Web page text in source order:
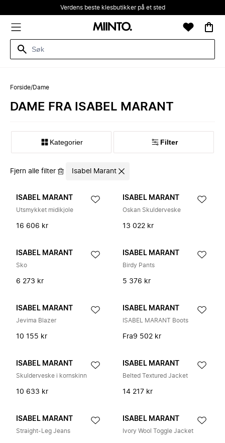
Verdens beste klesbutikker på et sted
Forside/Dame
DAME FRA ISABEL MARANT
Kategorier Filter
Fjern alle filter Isabel Marant
ISABEL MARANT
Utsmykket midikjole
16 606 kr
ISABEL MARANT
Oskan Skulderveske
13 022 kr
ISABEL MARANT
Sko
6 273 kr
ISABEL MARANT
Birdy Pants
5 376 kr
ISABEL MARANT
Jevima Blazer
10 155 kr
ISABEL MARANT
ISABEL MARANT Boots
Fra9 502 kr
ISABEL MARANT
Skulderveske i kornskinn
10 633 kr
ISABEL MARANT
Belted Textured Jacket
14 217 kr
ISABEL MARANT
Straight-Leg Jeans
ISABEL MARANT
Ivory Wool Toggle Jacket